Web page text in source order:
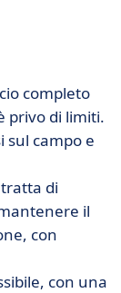
completo
privo di limiti.
sul campo e
di
il
con
con una